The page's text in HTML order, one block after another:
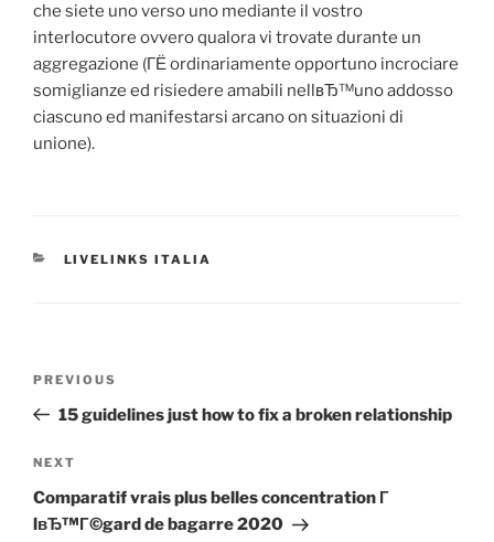
che siete uno verso uno mediante il vostro
interlocutore ovvero qualora vi trovate durante un
aggregazione (ГЁ ordinariamente opportuno incrociare
somiglianze ed risiedere amabili nellвЂ™uno addosso
ciascuno ed manifestarsi arcano on situazioni di
unione).
CATEGORIES
LIVELINKS ITALIA
Previous
Post
PREVIOUS
15 guidelines just how to fix a broken relationship
Next
Post
NEXT
Comparatif vrais plus belles concentration Г
lвЂ™Г©gard de bagarre 2020